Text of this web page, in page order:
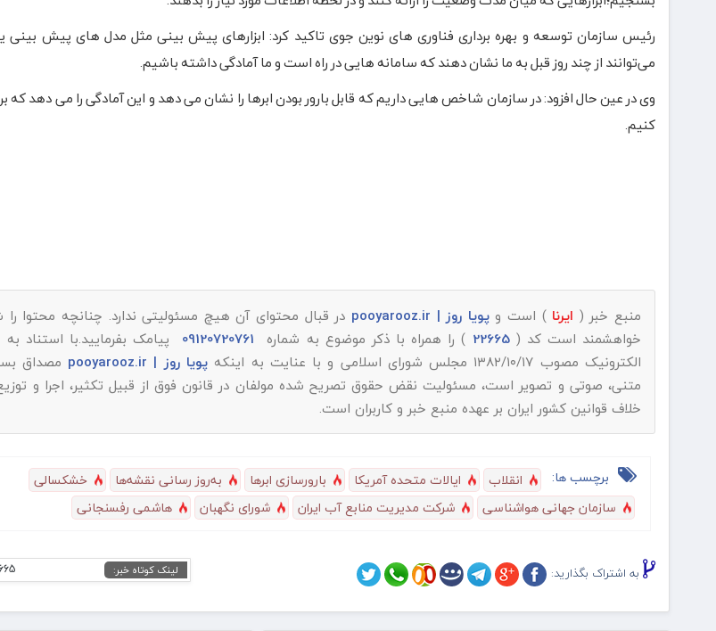
رئیس سازمان توسعه و بهره برداری فناوری های نوین جوی تاکید کرد: ابزارهای پیش بینی مثل مدل های پیش بینی
می‌توانند از چند روز قبل به ما نشان دهند که سامانه هایی در راه است و ما آمادگی داشته باشیم.
وی در عین حال افزود: در سازمان شاخص هایی داریم که قابل بارور بودن ابرها را نشان می دهد و این آمادگی را می دهد که
کنیم.
منبع خبر ( ایرنا ) است وپویا روز | pooyarooz.ir
در قبال محتوای آن هیچ مسئولیتی ندارد. چنانچه محتوا را
خواهشمند است کد ( 22665 ) را همراه با ذکر موضوع به شماره
الکترونیک مصوب ۱۳۸۲/۱۰/۱۷ مجلس شورای اسلامی و با عنایت به اینکه
پویا روز | pooyarooz.ir
مصداق
متنی، صوتی و تصویر است، مسئولیت نقض حقوق تصریح شده مولفان در قانون فوق از قبیل تکثیر، اجرا و
خلاف قوانین کشور ایران بر عهده منبع خبر و کاربران است.
برچسب ها: انقلاب ایالات متحده آمریکا بارورسازی ابرها به‌روز رسانی نقشه‌ها
خشکسالی
سازمان جهانی هواشناسی
شرکت مدیریت منابع آب ایران شورای نگهبان هاشمی رفسنجانی
به اشتراک بگذارید: لینک کوتاه خبر: